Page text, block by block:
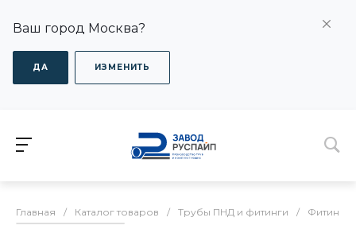
Ваш город Москва?
ДА ИЗМЕНИТЬ
Главная / Каталог товаров / Трубы ПНД и фитинги / Фитинги